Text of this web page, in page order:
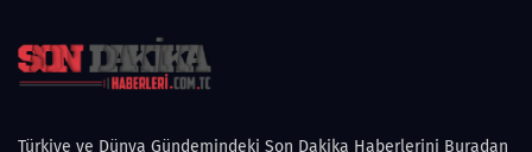
Türkiye ve Dünya Gündemindeki Son Dakika Haberlerini Buradan